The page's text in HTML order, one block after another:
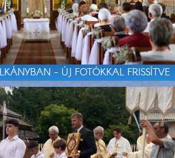
- ÚJ FOTÓKKAL FRISSÍTVE